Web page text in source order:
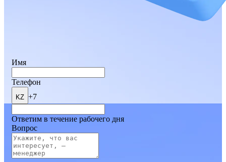
Имя
Телефон
KZ +7
Ответим в течение рабочего дня
Вопрос